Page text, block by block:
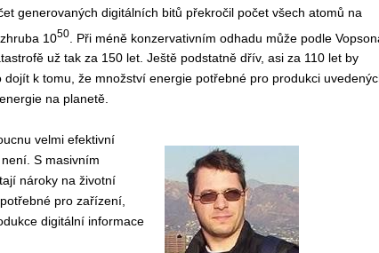
generovaných digitálních bitů překročil počet všech atomů na
1050. Při méně konzervativním odhadu může podle
už tak za 150 let. Ještě podstatně dřív, asi za 110 let by
dojít k tomu, že množství energie potřebné pro produkci
na planetě.
velmi efektivní
S masivním
nároky na životní
pro zařízení,
digitální informace